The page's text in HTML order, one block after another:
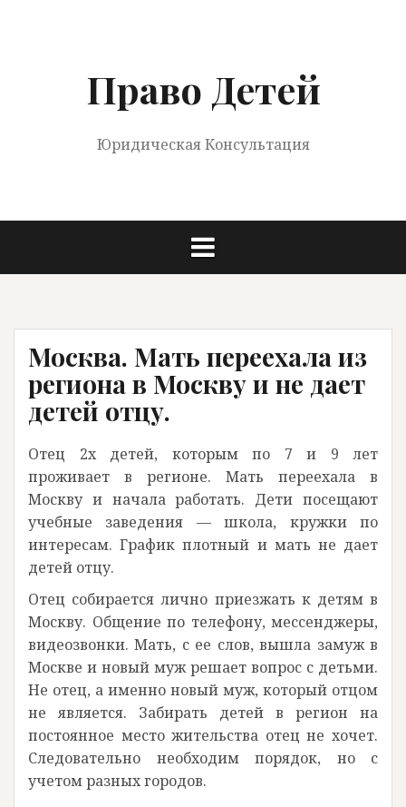
Право Детей
Юридическая Консультация
Москва. Мать переехала из
региона в Москву и не дает
детей отцу.
Отец 2х детей, которым по 7 и 9 лет
проживает в регионе. Мать переехала в
Москву и начала работать. Дети посещают
учебные заведения — школа, кружки по
интересам. График плотный и мать не дает
детей отцу.
Отец собирается лично приезжать к детям в
Москву. Общение по телефону, мессенджеры,
видеозвонки. Мать, с ее слов, вышла замуж в
Москве и новый муж решает вопрос с детьми.
Не отец, а именно новый муж, который отцом
не является. Забирать детей в регион на
постоянное место жительства отец не хочет.
Следовательно необходим порядок, но с
учетом разных городов.